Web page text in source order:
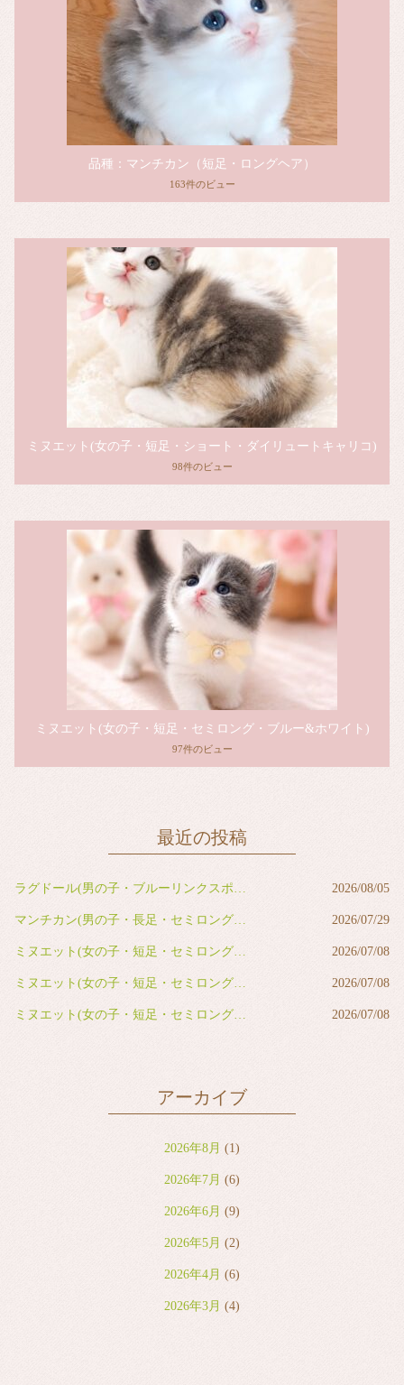
品種：マンチカン（短足・ロングヘア）
163件のビュー
ミヌエット(女の子・短足・ショート・ダイリュートキャリコ)
98件のビュー
ミヌエット(女の子・短足・セミロング・ブルー&ホワイト)
97件のビュー
最近の投稿
ラグドール(男の子・ブルーリンクスポイントバイカラー) 2026/08/05
マンチカン(男の子・長足・セミロング・レッドタビー&ホワイト) 2026/07/29
ミヌエット(女の子・短足・セミロング・ブルー&ホワイト) 2026/07/08
ミヌエット(女の子・短足・セミロング・ブルー&ホワイト) 2026/07/08
ミヌエット(女の子・短足・セミロング・ブラウンタビー&ホワイト) 2026/07/08
アーカイブ
2026年8月 (1)
2026年7月 (6)
2026年6月 (9)
2026年5月 (2)
2026年4月 (6)
2026年3月 (4)